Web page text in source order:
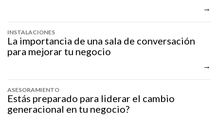
La importancia de una sala de conversación
para mejorar tu negocio
INSTALACIONES
Estás preparado para liderar el cambio
generacional en tu negocio?
ASESORAMIENTO